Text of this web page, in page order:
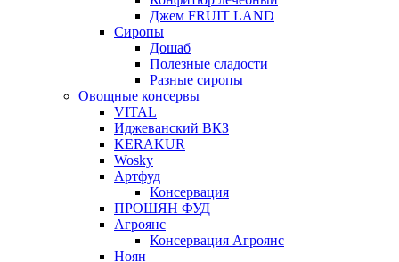
Джем FRUIT LAND
Сиропы
Дошаб
Полезные сладости
Разные сиропы
Овощные консервы
VITAL
Иджеванский ВКЗ
KERAKUR
Wosky
Артфуд
Консервация
ПРОШЯН ФУД
Агроянс
Консервация Агроянс
Ноян